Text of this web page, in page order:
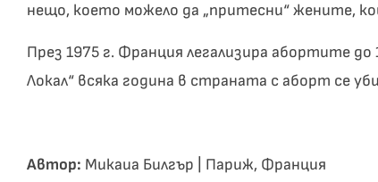
нещо, което можело да „притесни“ жените,
През 1975 г. Франция легализира абортите
Локал“ всяка година в страната с аборт се
Автор: Микаиа Билгър | Париж, Франция